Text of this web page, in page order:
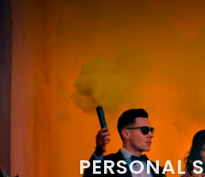
PERSONAL